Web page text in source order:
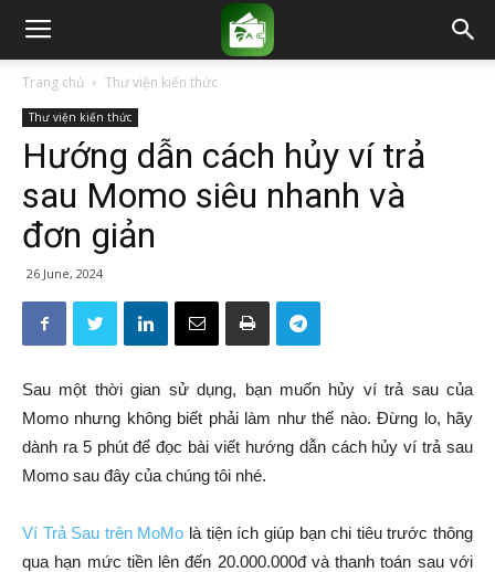
Trang chủ Thư viện kiến thức
Thư viện kiến thức
Hướng dẫn cách hủy ví trả
sau Momo siêu nhanh và
đơn giản
26 June, 2024
Sau một thời gian sử dụng, bạn muốn hủy ví trả sau của
Momo nhưng không biết phải làm như thế nào. Đừng lo, hãy
dành ra 5 phút để đọc bài viết hướng dẫn cách hủy ví trả sau
Momo sau đây của chúng tôi nhé.
Ví Trả Sau trên MoMo là tiện ích giúp bạn chi tiêu trước thông
qua hạn mức tiền lên đến 20.000.000đ và thanh toán sau với